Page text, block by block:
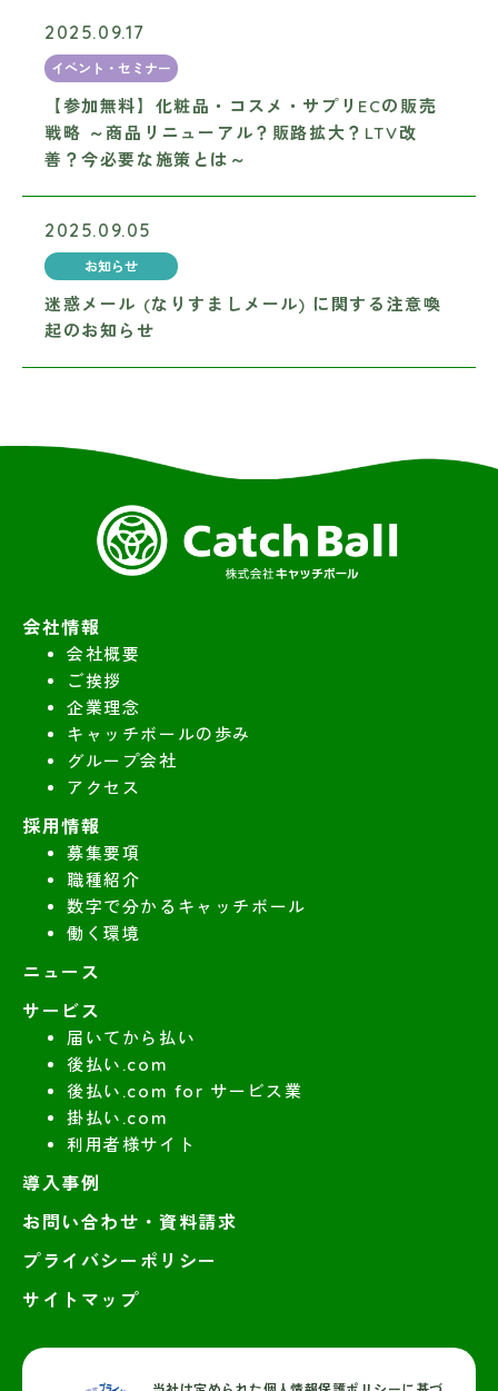
2025.09.17
イベント・セミナー
【参加無料】化粧品・コスメ・サプリECの販売
戦略 ～商品リニューアル？販路拡大？LTV改
善？今必要な施策とは～
2025.09.05
お知らせ
迷惑メール (なりすましメール) に関する注意喚
起のお知らせ
会社情報
会社概要
ご挨拶
企業理念
キャッチボールの歩み
グループ会社
アクセス
採用情報
募集要項
職種紹介
数字で分かるキャッチボール
働く環境
ニュース
サービス
届いてから払い
後払い.com
後払い.com for サービス業
掛払い.com
利用者様サイト
導入事例
お問い合わせ・資料請求
プライバシーポリシー
サイトマップ